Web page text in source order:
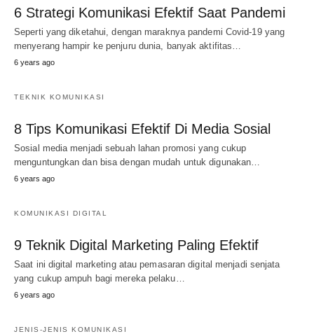
6 Strategi Komunikasi Efektif Saat Pandemi
Seperti yang diketahui, dengan maraknya pandemi Covid-19 yang
menyerang hampir ke penjuru dunia, banyak aktifitas…
6 years ago
TEKNIK KOMUNIKASI
8 Tips Komunikasi Efektif Di Media Sosial
Sosial media menjadi sebuah lahan promosi yang cukup
menguntungkan dan bisa dengan mudah untuk digunakan…
6 years ago
KOMUNIKASI DIGITAL
9 Teknik Digital Marketing Paling Efektif
Saat ini digital marketing atau pemasaran digital menjadi senjata
yang cukup ampuh bagi mereka pelaku…
6 years ago
JENIS-JENIS KOMUNIKASI